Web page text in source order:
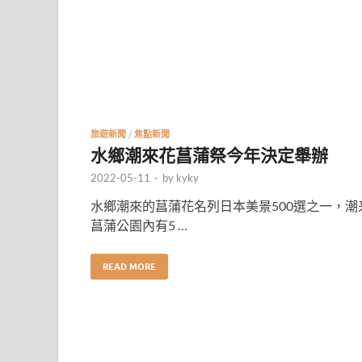
旅遊新聞 / 焦點新聞
水鄉潮來花菖蒲祭今年決定舉辦
2022-05-11 - by kyky
水鄉潮來的菖蒲花名列日本美景500選之一，潮
菖蒲公園內有5 …
READ MORE